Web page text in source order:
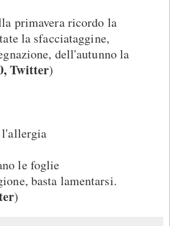
primavera ricordo la
la sfacciataggine,
dell'autunno la
Twitter)
l'allergia
le foglie
basta lamentarsi.
)